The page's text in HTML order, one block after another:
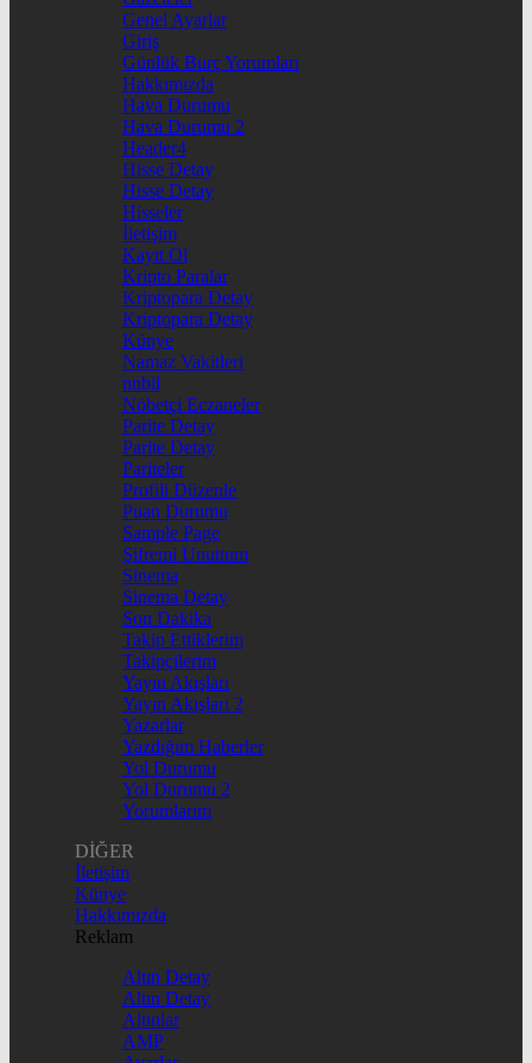
Genel Ayarlar
Giriş
Günlük Burç Yorumları
Hakkımızda
Hava Durumu
Hava Durumu 2
Header4
Hisse Detay
Hisse Detay
Hisseler
İletişim
Kayıt Ol
Kripto Paralar
Kriptopara Detay
Kriptopara Detay
Künye
Namaz Vakitleri
nnbil
Nöbetçi Eczaneler
Parite Detay
Parite Detay
Pariteler
Profili Düzenle
Puan Durumu
Sample Page
Şifremi Unuttum
Sinema
Sinema Detay
Son Dakika
Takip Ettiklerim
Takipçilerim
Yayın Akışları
Yayın Akışları 2
Yazarlar
Yazdığım Haberler
Yol Durumu
Yol Durumu 2
Yorumlarım
DİĞER
İletişim
Künye
Hakkımızda
Reklam
Altın Detay
Altın Detay
Altınlar
AMP